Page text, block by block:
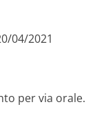
04/2021
per via orale.